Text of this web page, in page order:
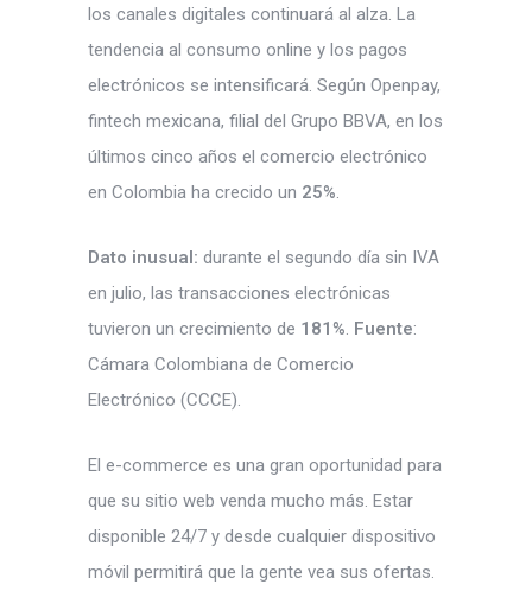
los canales digitales continuará al alza. La
tendencia al consumo online y los pagos
electrónicos se intensi­ficará. Según Openpay,
fintech mexicana, filial del Grupo BBVA, en los
últimos cinco años el comercio electrónico
en Colombia ha crecido un 25%.
Dato inusual: durante el segundo día sin IVA
en julio, las transacciones electrónicas
tuvieron un crecimiento de 181%. Fuente:
Cámara Colombiana de Comercio
Electrónico (CCCE).
El e-commerce es una gran oportunidad para
que su sitio web venda mucho más. Estar
disponible 24/7 y desde cualquier dispositivo
móvil permitirá que la gente vea sus ofertas.